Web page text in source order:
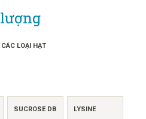
LOẠI HẠT
SUCROSE DB LYSINE